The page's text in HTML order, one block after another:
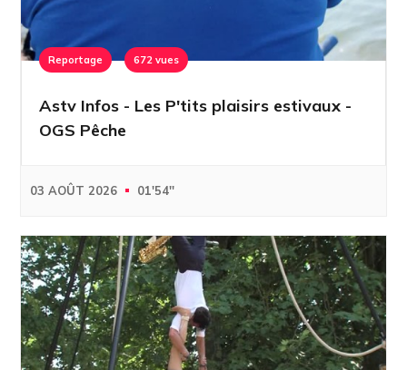
Reportage 672 vues
Astv Infos - Les P'tits plaisirs estivaux -
OGS Pêche
03 AOÛT 2026 01'54''